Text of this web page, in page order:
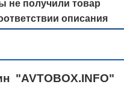
не получили товар
описания
"AVTOBOX.INFO"